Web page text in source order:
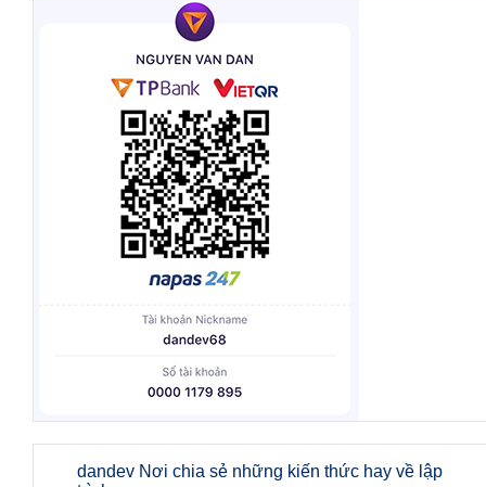
dandev Nơi chia sẻ những kiến thức hay về lập